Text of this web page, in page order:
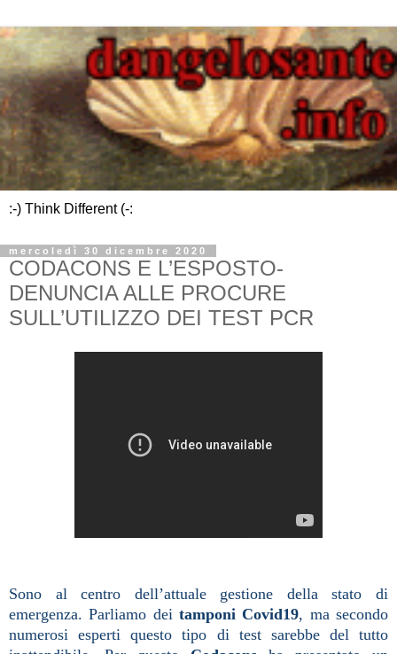
:-) Think Different (-:
mercoledì 30 dicembre 2020
CODACONS E L’ESPOSTO-
DENUNCIA ALLE PROCURE
SULL’UTILIZZO DEI TEST PCR
Sono al centro dell’attuale gestione della stato di
emergenza. Parliamo dei tamponi Covid19, ma secondo
numerosi esperti questo tipo di test sarebbe del tutto